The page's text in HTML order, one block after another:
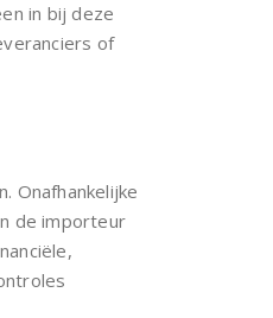
in bij deze
of
Onafhankelijke
de importeur